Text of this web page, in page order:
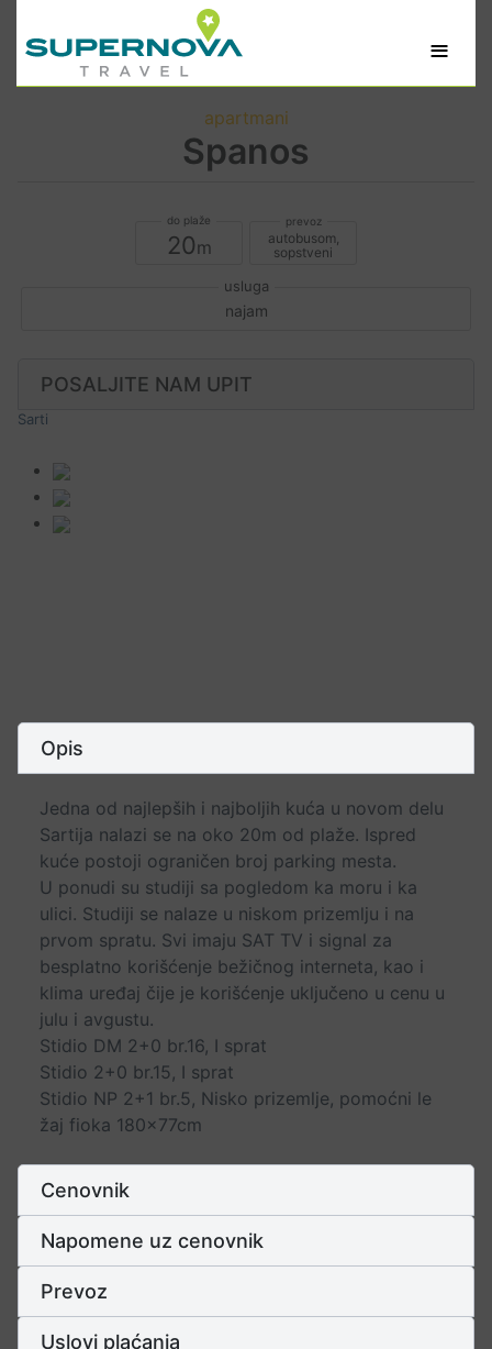
≡
apartmani
Spanos
20
autobusom,
sopstveni
najam
POSALJITE NAM UPIT
Sarti
Opis
Jedna od najlepših i najboljih kuća u novom delu
Sartija nalazi se na oko 20m od plaže. Ispred
kuće postoji ograničen broj parking mesta.
U ponudi su studiji sa pogledom ka moru i ka
ulici. Studiji se nalaze u niskom prizemlju i na
prvom spratu. Svi imaju SAT TV i signal za
besplatno korišćenje bežičnog interneta, kao i
klima uređaj čije je korišćenje uključeno u cenu u
julu i avgustu.
Stidio DM 2+0 br.16, I sprat
Stidio 2+0 br.15, I sprat
Stidio NP 2+1 br.5, Nisko prizemlje, pomoćni le
žaj fioka 180x77cm
Cenovnik
Napomene uz cenovnik
Prevoz
Uslovi plaćanja